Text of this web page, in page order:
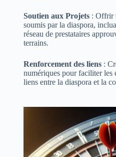
Soutien aux Projets: Offrir
soumis par la diaspora,
réseau de prestataires
terrains.
Renforcement des liens:
numériques pour faciliter les
liens entre la diaspora et la